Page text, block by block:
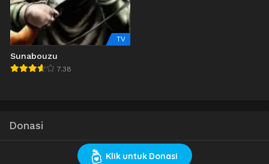
TV
Sunabouzu
7.38
Donasi
Klik untuk Donasi